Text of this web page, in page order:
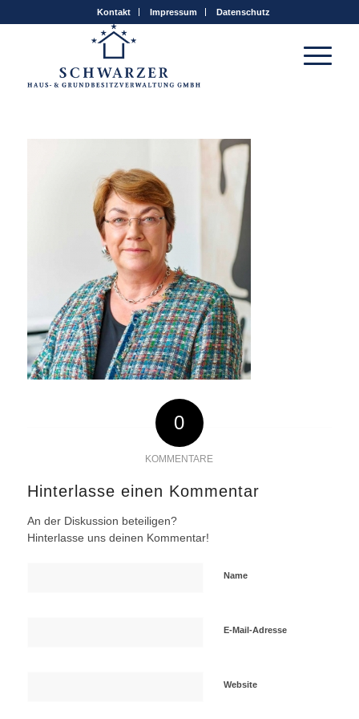
Kontakt Impressum Datenschutz
0
KOMMENTARE
Hinterlasse einen Kommentar
An der Diskussion beteiligen?
Hinterlasse uns deinen Kommentar!
Name
E-Mail-Adresse
Website